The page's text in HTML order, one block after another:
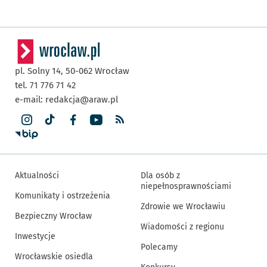
pl. Solny 14, 50-062 Wrocław
tel. 71 776 71 42
e-mail: redakcja@araw.pl
Aktualności
Komunikaty i ostrzeżenia
Bezpieczny Wrocław
Inwestycje
Wrocławskie osiedla
Dla osób z
niepełnosprawnościami
Zdrowie we Wrocławiu
Wiadomości z regionu
Polecamy